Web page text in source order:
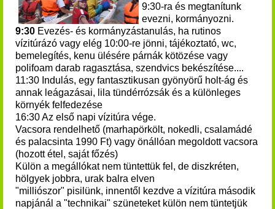
9:30-ra és megtanítunk
evezni, kormányozni.
9:30 Evezés- és kormányzástanulás, ha rutinos
vízitúrázó vagy elég 10:00-re jönni, tájékoztató, wc,
bemelegítés, kenu ülésére párnák kötözése vagy
polifoam darab ragasztása, szendvics bekészítése....
11:30 Indulás, egy fantasztikusan gyönyörű holt-ág és
annak leágazásai, lila tündérrózsák és a különleges
környék felfedezése
16:30 Az első napi vízitúra vége.
Vacsora rendelhető (marhapörkölt, nokedli, csalamádé
és palacsinta 1990 Ft) vagy önállóan megoldott vacsora
(hozott étel, saját főzés)
Külön a megállókat nem tüntettük fel, de diszkréten,
hölgyek jobbra, urak balra elven
"milliószor" pisilünk, innentől kezdve a vízitúra második
napjánál a "technikai" szüneteket külön nem tüntetjük